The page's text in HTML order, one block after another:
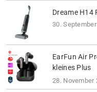
Dreame H14
30.
EarFun Air
kleines Plus
28. November